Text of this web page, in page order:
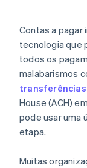
Planos de
Hotelaria e
Dados
Investimento
Proteção de
Contas a pagar
tecnologia que
todos os
malabarismos
House (ACH)
pode usar uma
etapa.
Muitas